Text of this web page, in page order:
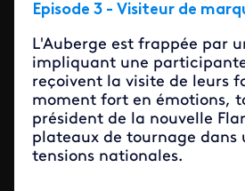
Episode 3 - Visiteur de
L'Auberge est frappée par
impliquant une
reçoivent la visite de leurs
moment fort en émotions,
président de la nouvelle
plateaux de tournage dans
tensions nationales.